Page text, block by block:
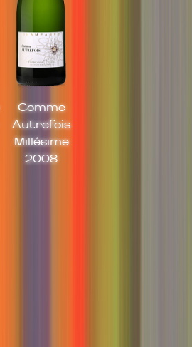
Comme
Autrefois
Millésime
2008